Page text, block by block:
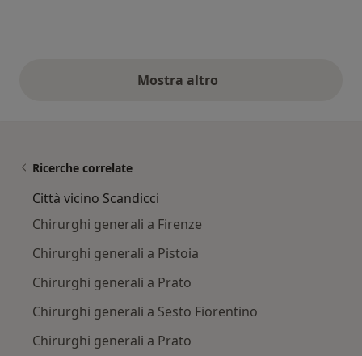
Mostra altroopinioni di cui sopra
Ricerche correlate
Città vicino Scandicci
Chirurghi generali a Firenze
Chirurghi generali a Pistoia
Chirurghi generali a Prato
Chirurghi generali a Sesto Fiorentino
Chirurghi generali a Prato